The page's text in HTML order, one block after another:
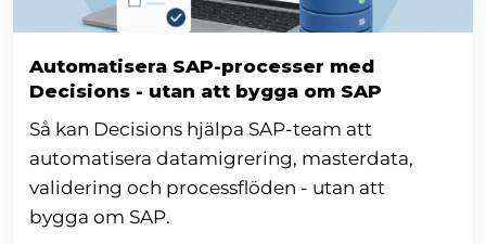
Automatisera SAP-processer med
Decisions - utan att bygga om SAP
Så kan Decisions hjälpa SAP-team att
automatisera datamigrering, masterdata,
validering och processflöden - utan att
bygga om SAP.